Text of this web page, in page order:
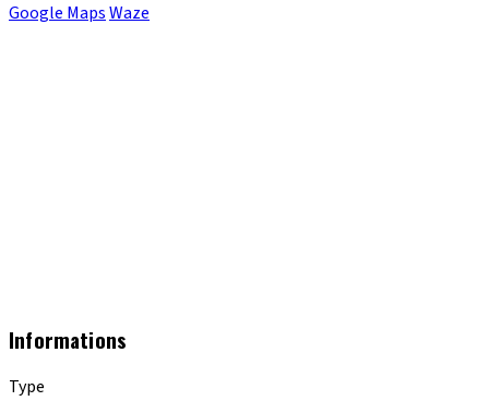
Google MapsWaze
Informations
Type